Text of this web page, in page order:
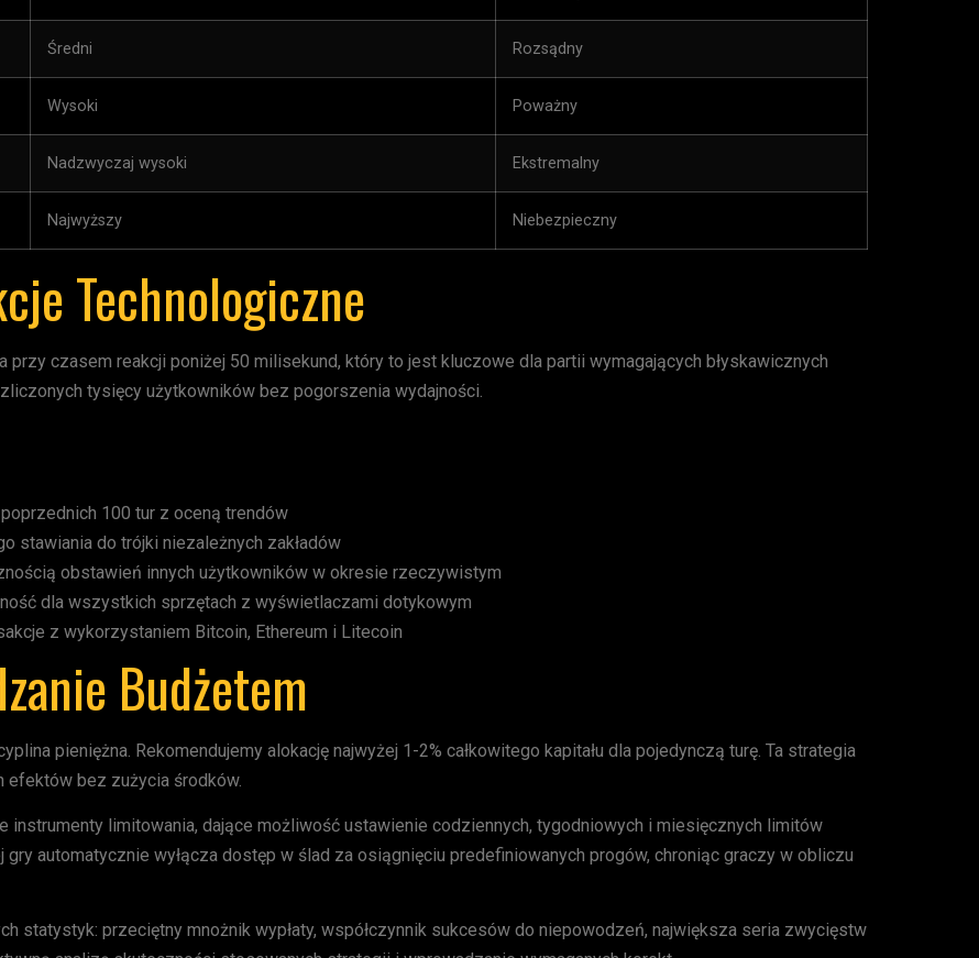
Średni Rozsądny
Wysoki Poważny
Nadzwyczaj wysoki Ekstremalny
Najwyższy Niebezpieczny
Technologiczne
przy czasem reakcji poniżej 50 milisekund, który to jest kluczowe dla partii wymagających błyskawicznych
tysięcy użytkowników bez pogorszenia wydajności.
100 tur z oceną trendów
stawiania do trójki niezależnych zakładów
obstawień innych użytkowników w okresie rzeczywistym
dla wszystkich sprzętach z wyświetlaczami dotykowym
z wykorzystaniem Bitcoin, Ethereum i Litecoin
Budżetem
pieniężna. Rekomendujemy alokację najwyżej 1-2% całkowitego kapitału dla pojedynczą turę. Ta strategia
efektów bez zużycia środków.
instrumenty limitowania, dające możliwość ustawienie codziennych, tygodniowych i miesięcznych limitów
automatycznie wyłącza dostęp w ślad za osiągnięciu predefiniowanych progów, chroniąc graczy w obliczu
statystyk: przeciętny mnożnik wypłaty, współczynnik sukcesów do niepowodzeń, największa seria zwycięstw